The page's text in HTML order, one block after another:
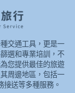
交通工具，更是一
選和專業培訓，不
您提供最佳的旅遊
周邊地區，包括一
接送等多種服務。